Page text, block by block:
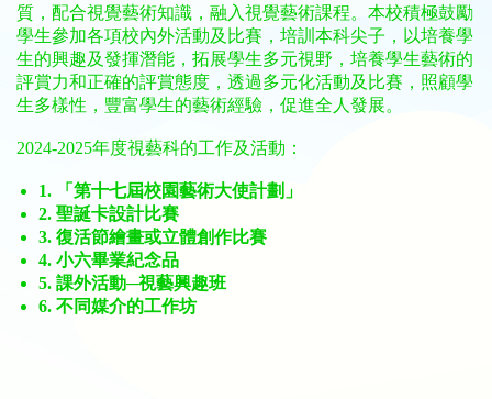
質，配合視覺藝術知識，融入視覺藝術課程。本校積極鼓勵
學生參加各項校內外活動及比賽，培訓本科尖子，以培養學
生的興趣及發揮潛能，拓展學生多元視野，培養學生藝術的
評賞力和正確的評賞態度，透過多元化活動及比賽，照顧學
生多樣性，豐富學生的藝術經驗，促進全人發展。
2024-2025年度視藝科的工作及活動：
1. 「第十七屆校園藝術大使計劃」
2. 聖誕卡設計比賽
3. 復活節繪畫或立體創作比賽
4. 小六畢業紀念品
5. 課外活動─視藝興趣班
6. 不同媒介的工作坊